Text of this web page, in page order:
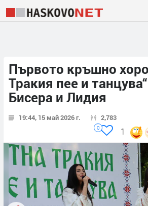
Първото кръшно
Тракия пее и
Бисера и Лидия
19:44, 15 май 2026 г. 2,783
1
0